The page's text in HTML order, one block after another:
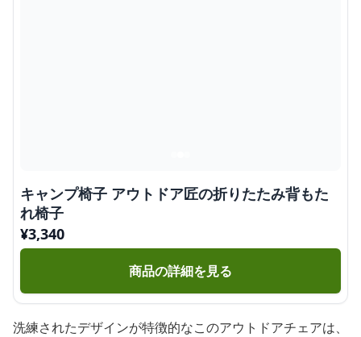
キャンプ椅子 アウトドア匠の折りたたみ背もた
れ椅子
¥3,340
商品の詳細を見る
洗練されたデザインが特徴的なこのアウトドアチェアは、